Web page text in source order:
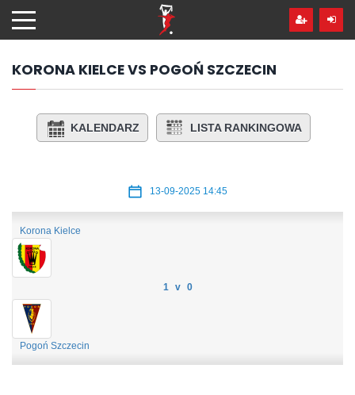
hdo
treści
KORONA KIELCE VS POGOŃ SZCZECIN
KALENDARZ LISTA RANKINGOWA
13-09-2025 14:45
Korona Kielce
1 v 0
Pogoń Szczecin